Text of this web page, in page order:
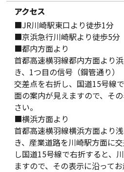
アクセス
■JR川崎駅東口より徒歩1分
■京浜急行川崎駅より徒歩5分
■都内方面より
首都高速横羽線都内方面より
き、1つ目の信号（鋼管通り）
交差点を右折し、国道15号線
面の案内が見えますので、そ
さい。
■横浜方面より
首都高速横羽線横浜方面より
き、産業道路を川崎駅方面に
し国道15号線で右折すると、
ますので、その表示に沿ってお